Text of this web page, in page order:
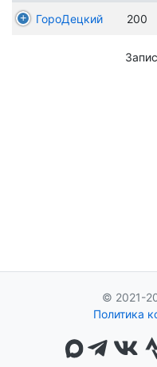
ГороДецкий 200
© 2021-
Политика